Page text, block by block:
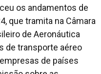
os andamentos de
que tramita na Câmara
de Aeronáutica
de transporte aéreo
de países